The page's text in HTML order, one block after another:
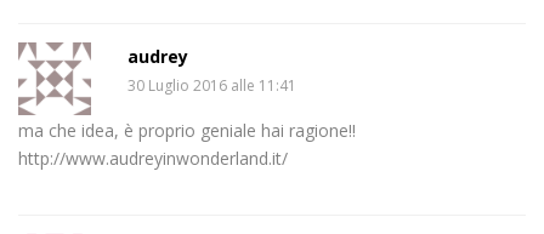
audrey
30 Luglio 2016 alle 11:41
ma che idea, è proprio geniale hai ragione!!
http://www.audreyinwonderland.it/